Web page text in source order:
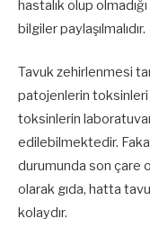
hastalık olup
bilgiler paylaşılmalıdır.
Tavuk zehirlenmesi
patojenlerin toksinleri
toksinlerin
edilebilmektedir.
durumunda son çare
olarak gıda, hatta
kolaydır.